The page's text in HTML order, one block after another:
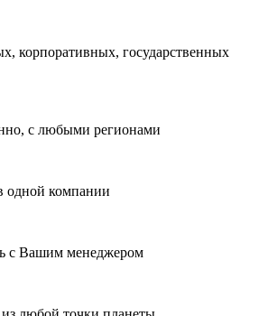
корпоративных, государственных
с любыми регионами
одной компании
с Вашим менеджером